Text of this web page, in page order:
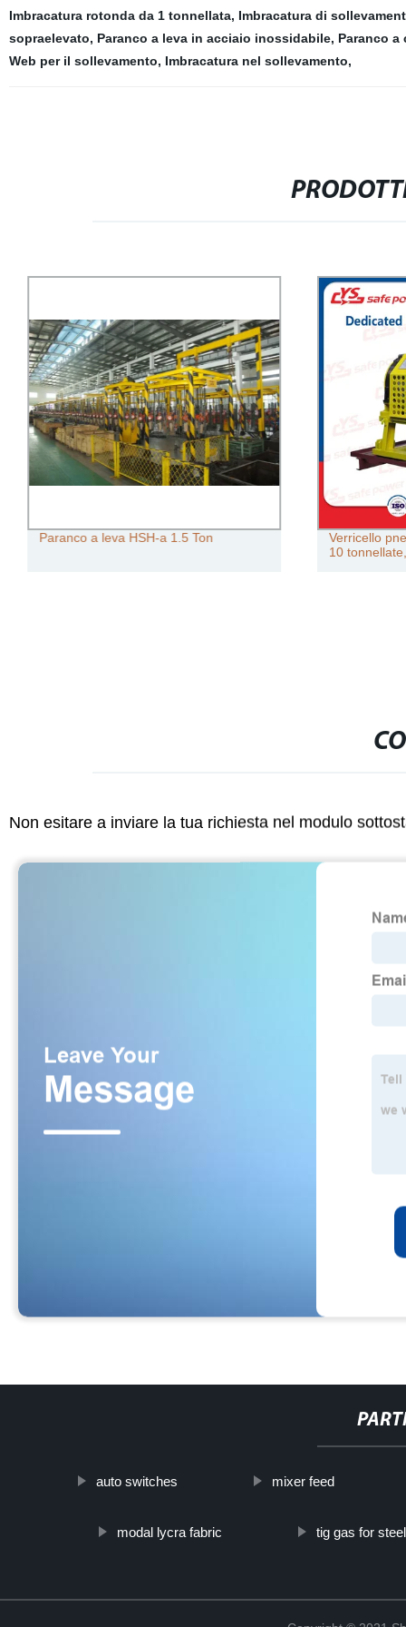
Imbracatura rotonda da 1 tonnellata, Imbracatura di
sopraelevato, Paranco a leva in acciaio inossidabile, Paranco a
Web per il sollevamento, Imbracatura nel sollevamento,
Paranco a leva HSH-a 1.5 Ton
Verricello
10
Non esitare a inviare la tua richiesta nel modulo
auto switches mixer feed
modal lycra fabric tig gas for steel